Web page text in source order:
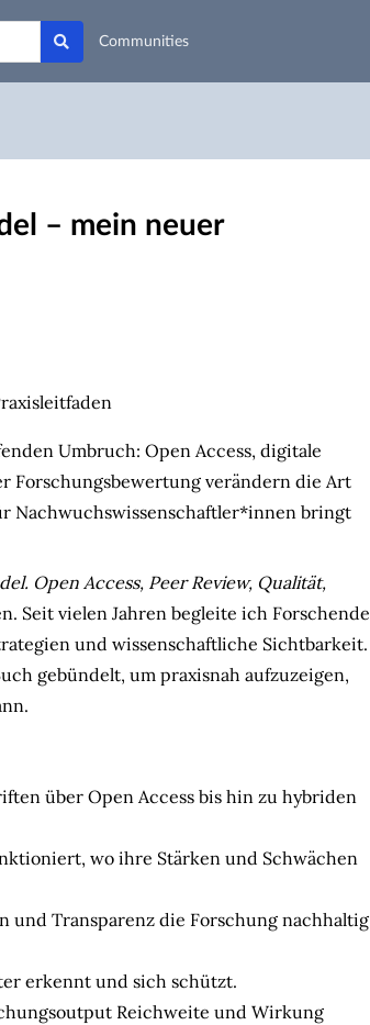
Communities
– mein neuer
Umbruch: Open Access, digitale
Forschungsbewertung verändern die Art
Nachwuchswissenschaftler*innen bringt
Open Access, Peer Review, Qualität,
Seit vielen Jahren begleite ich Forschende
und wissenschaftliche Sichtbarkeit.
gebündelt, um praxisnah aufzuzeigen,
über Open Access bis hin zu hybriden
wo ihre Stärken und Schwächen
und Transparenz die Forschung nachhaltig
erkennt und sich schützt.
Reichweite und Wirkung